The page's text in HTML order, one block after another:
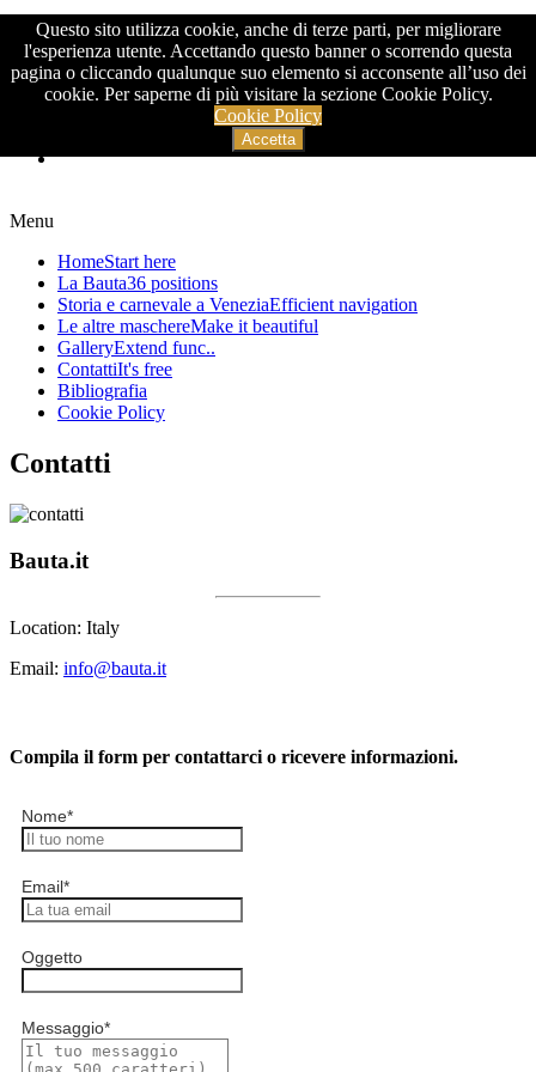
Questo sito utilizza cookie, anche di terze parti, per migliorare
l'esperienza utente. Accettando questo banner o scorrendo questa
pagina o cliccando qualunque suo elemento si acconsente all’uso dei
cookie. Per saperne di più visitare la sezione Cookie Policy.
Cookie Policy
Accetta
>
Menu
HomeStart here
La Bauta36 positions
Storia e carnevale a VeneziaEfficient navigation
Le altre maschereMake it beautiful
GalleryExtend func..
ContattiIt's free
Bibliografia
Cookie Policy
Contatti
Bauta.it
Location: Italy
Email: info@bauta.it
Compila il form per contattarci o ricevere informazioni.
Nome*
Email*
Oggetto
Messaggio*